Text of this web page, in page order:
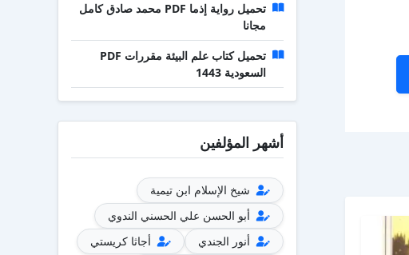
تحميل رواية إذما PDF محمد صادق كامل
مجانا
تحميل كتاب علم البيئة مقررات PDF
السعودية 1443
أشهر المؤلفين
شيخ الإسلام ابن تيمية
أبو الحسن علي الحسني الندوي
أنور الجندي
أجاثا كريستي